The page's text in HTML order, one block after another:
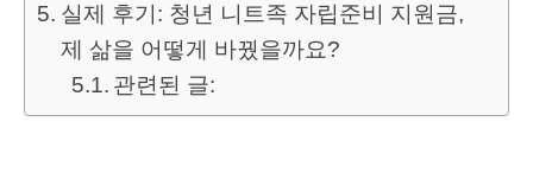
실제 후기: 청년 니트족 자립준비 지원금,
제 삶을 어떻게 바꿨을까요?
관련된 글: